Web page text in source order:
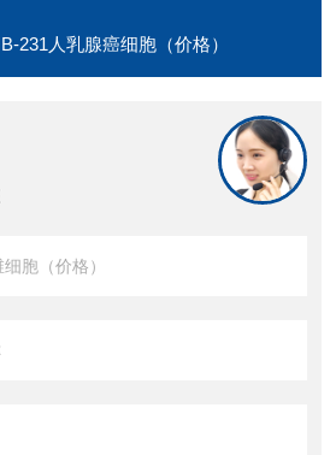
231人乳腺癌细胞（价格）